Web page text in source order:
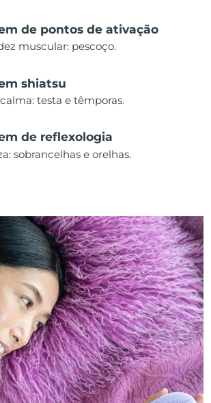
de pontos de ativação
muscular: pescoço.
shiatsu
testa e têmporas.
de reflexologia
sobrancelhas e orelhas.